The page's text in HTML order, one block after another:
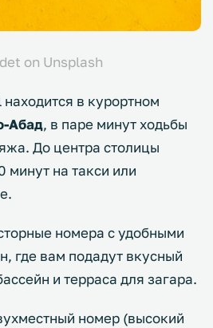
on Unsplash
в курортном
Абад, в паре минут ходьбы
До центра столицы
минут на такси или
номера с удобными
где вам подадут вкусный
и терраса для загара.
номер (высокий